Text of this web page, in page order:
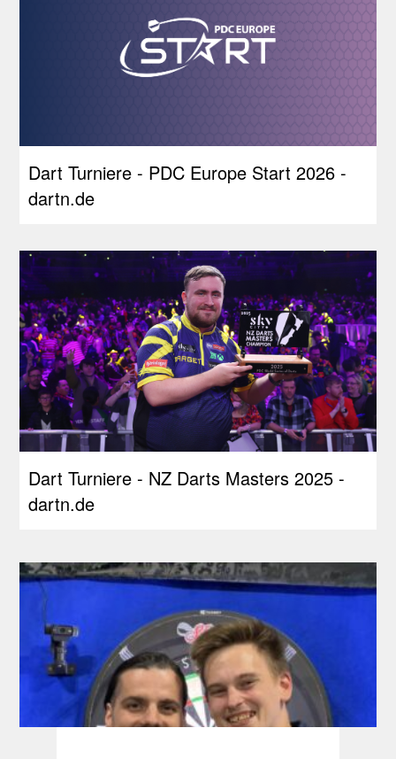
Dart Turniere - PDC Europe Start 2026 -
dartn.de
Dart Turniere - NZ Darts Masters 2025 -
dartn.de